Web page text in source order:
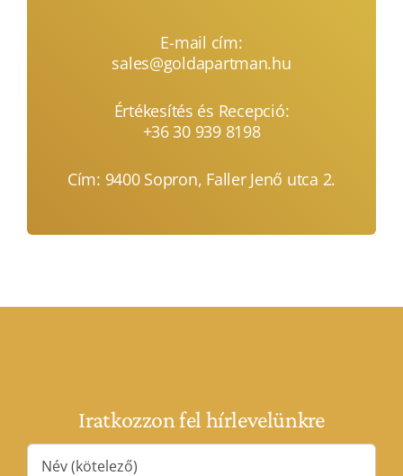
E-mail cím:
sales@goldapartman.hu
Értékesítés és Recepció:
+36 30 939 8198
Cím: 9400 Sopron, Faller Jenő utca 2.
Iratkozzon fel hírlevelünkre